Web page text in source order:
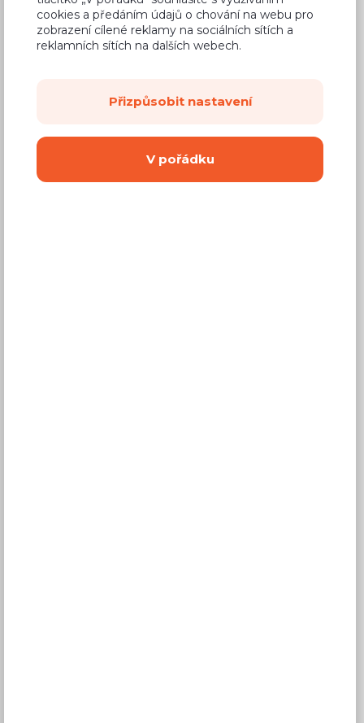
cookies a předáním údajů o chování na webu pro
zobrazení cílené reklamy na sociálních sítích a
reklamních sítích na dalších webech.
Přizpůsobit nastavení
V pořádku